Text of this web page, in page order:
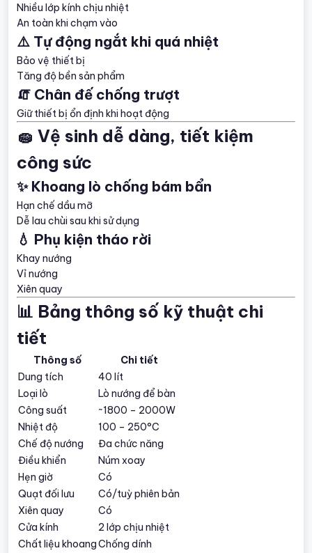
Nhiều lớp kính chịu nhiệt
An toàn khi chạm vào
⚠️ Tự động ngắt khi quá nhiệt
Bảo vệ thiết bị
Tăng độ bền sản phẩm
🧯 Chân đế chống trượt
Giữ thiết bị ổn định khi hoạt động
🧽 Vệ sinh dễ dàng, tiết kiệm
công sức
✨ Khoang lò chống bám bẩn
Hạn chế dầu mỡ
Dễ lau chùi sau khi sử dụng
💧 Phụ kiện tháo rời
Khay nướng
Vỉ nướng
Xiên quay
📊 Bảng thông số kỹ thuật chi
tiết
Thông số
Chi tiết
Dung tích
40 lít
Loại lò
Lò nướng để bàn
Công suất
~1800 – 2000W
Nhiệt độ
100 – 250°C
Chế độ nướng
Đa chức năng
Điều khiển
Núm xoay
Hẹn giờ
Có
Quạt đối lưu
Có/tuỳ phiên bản
Xiên quay
Có
Cửa kính
2 lớp chịu nhiệt
Chất liệu khoangChống dính